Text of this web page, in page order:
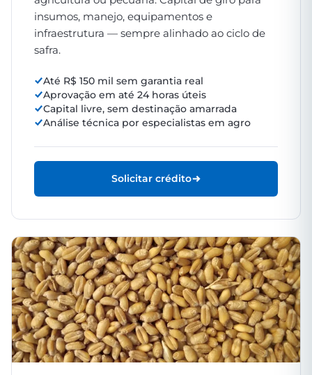
insumos, manejo, equipamentos e
infraestrutura — sempre alinhado ao ciclo de
safra.
Até R$ 150 mil sem garantia real
Aprovação em até 24 horas úteis
Capital livre, sem destinação amarrada
Análise técnica por especialistas em agro
Solicitar crédito